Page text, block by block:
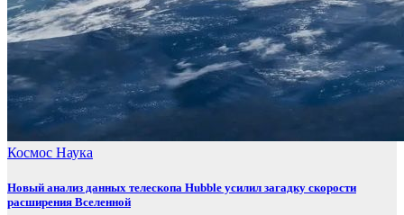
Космос Наука
Новый анализ данных телескопа Hubble усилил загадку скорости
расширения Вселенной